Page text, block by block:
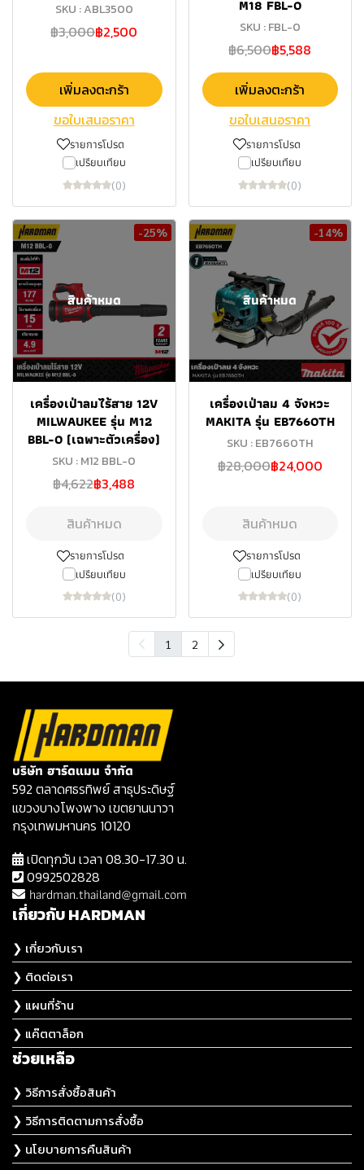
SKU : ABL3500
฿3,000฿2,500
เพิ่มลงตะกร้า
ขอใบเสนอราคา
รายการโปรด
เปรียบเทียบ
(0)
M18 FBL-0
SKU : FBL-0
฿6,500฿5,588
เพิ่มลงตะกร้า
ขอใบเสนอราคา
รายการโปรด
เปรียบเทียบ
(0)
-25%
สินค้าหมด
เครื่องเป่าลมไร้สาย 12V
MILWAUKEE รุ่น M12
BBL-0 (เฉพาะตัวเครื่อง)
SKU : M12 BBL-0
฿4,622฿3,488
สินค้าหมด
รายการโปรด
เปรียบเทียบ
(0)
-14%
สินค้าหมด
เครื่องเป่าลม 4 จังหวะ
MAKITA รุ่น EB7660TH
SKU : EB7660TH
฿28,000฿24,000
สินค้าหมด
รายการโปรด
เปรียบเทียบ
(0)
1 2
บริษัท ฮาร์ดแมน จำกัด
592 ตลาดศธรทิพย์ สาธุประดิษฐ์
แขวงบางโพงพาง เขตยานนาวา
กรุงเทพมหานคร 10120
เปิดทุกวัน เวลา 08.30-17.30 น.
0992502828
hardman.thailand@gmail.com
เกี่ยวกับ HARDMAN
❯ เกี่ยวกับเรา
❯ ติดต่อเรา
❯ แผนที่ร้าน
❯ แค๊ตตาล็อก
ช่วยเหลือ
❯ วิธีการสั่งซื้อสินค้า
❯ วิธีการติดตามการสั่งซื้อ
❯ นโยบายการคืนสินค้า